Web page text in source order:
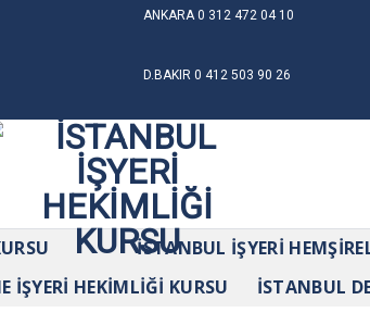
ANKARA0 312 472 04 10
D.BAKIR 0 412 503 90 26
İSTANBUL İŞYERI
İŞYERI HEKIMLIĞI KURSU
İSTANBUL